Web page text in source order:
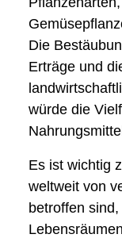
Die
Erträge und
würde die
Es ist wichtig
weltweit von
betroffen